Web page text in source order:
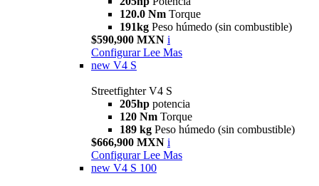
120.0 Nm Torque
191kg Peso húmedo (sin combustible)
$590,900 MXN i
Configurar Lee Mas
new V4 S
Streetfighter V4 S
205hp potencia
120 Nm Torque
189 kg Peso húmedo (sin combustible)
$666,900 MXN i
Configurar Lee Mas
new V4 S 100